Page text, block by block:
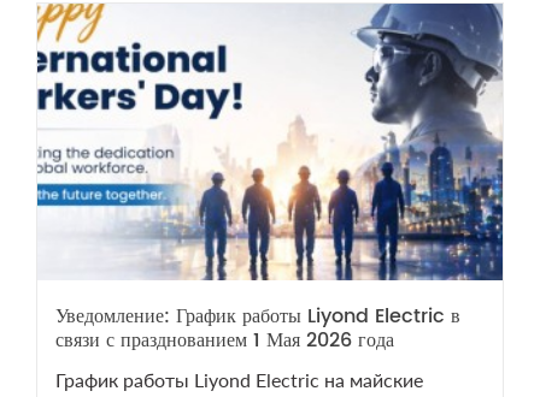
Уведомление: График работы Liyond Electric в
связи с празднованием 1 Мая 2026 года
График работы Liyond Electric на майские